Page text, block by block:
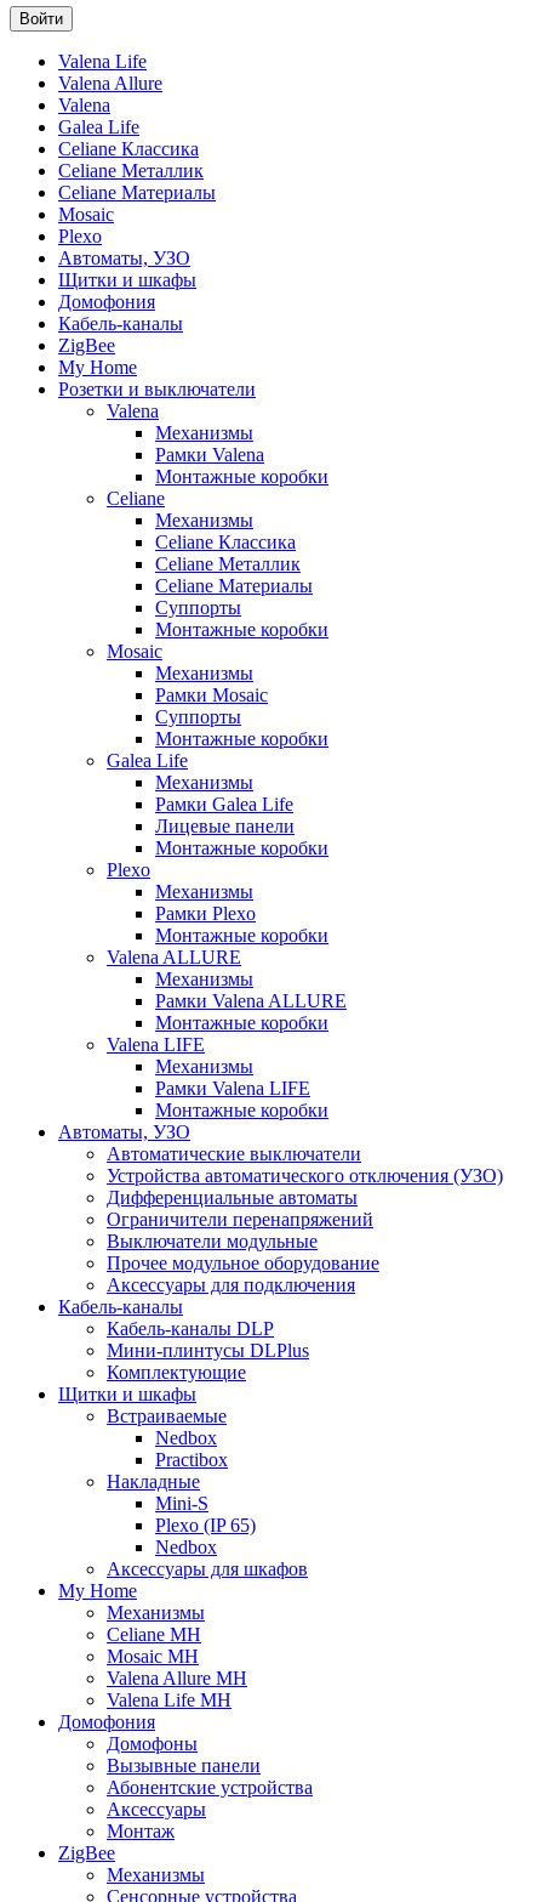
Valena Life
Valena Allure
Valena
Galea Life
Celiane Классика
Celiane Металлик
Celiane Материалы
Mosaic
Plexo
Автоматы, УЗО
Щитки и шкафы
Домофония
Кабель-каналы
ZigBee
My Home
Розетки и выключатели
Valena
Механизмы
Рамки Valena
Монтажные коробки
Celiane
Механизмы
Celiane Классика
Celiane Металлик
Celiane Материалы
Суппорты
Монтажные коробки
Mosaic
Механизмы
Рамки Mosaic
Суппорты
Монтажные коробки
Galea Life
Механизмы
Рамки Galea Life
Лицевые панели
Монтажные коробки
Plexo
Механизмы
Рамки Plexo
Монтажные коробки
Valena ALLURE
Механизмы
Рамки Valena ALLURE
Монтажные коробки
Valena LIFE
Механизмы
Рамки Valena LIFE
Монтажные коробки
Автоматы, УЗО
Автоматические выключатели
Устройства автоматического отключения (УЗО)
Дифференциальные автоматы
Ограничители перенапряжений
Выключатели модульные
Прочее модульное оборудование
Аксессуары для подключения
Кабель-каналы
Кабель-каналы DLP
Мини-плинтусы DLPlus
Комплектующие
Щитки и шкафы
Встраиваемые
Nedbox
Practibox
Накладные
Mini-S
Plexo (IP 65)
Nedbox
Аксессуары для шкафов
My Home
Механизмы
Celiane MH
Mosaic MH
Valena Allure MH
Valena Life MH
Домофония
Домофоны
Вызывные панели
Абонентские устройства
Аксессуары
Монтаж
ZigBee
Механизмы
Сенсорные устройства